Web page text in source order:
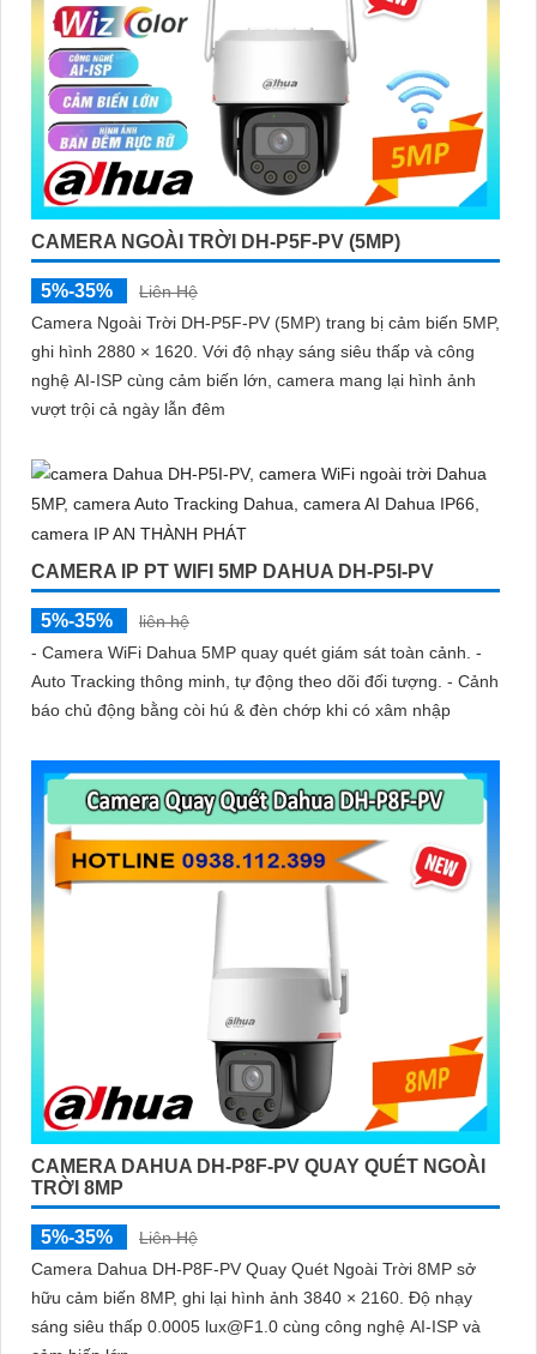
CAMERA NGOÀI TRỜI DH-P5F-PV (5MP)
5%-35%
Liên Hệ
Camera Ngoài Trời DH-P5F-PV (5MP) trang bị cảm biến 5MP,
ghi hình 2880 × 1620. Với độ nhạy sáng siêu thấp và công
nghệ AI-ISP cùng cảm biến lớn, camera mang lại hình ảnh
vượt trội cả ngày lẫn đêm
CAMERA IP PT WIFI 5MP DAHUA DH-P5I-PV
5%-35%
liên hệ
- Camera WiFi Dahua 5MP quay quét giám sát toàn cảnh. -
Auto Tracking thông minh, tự động theo dõi đối tượng. - Cảnh
báo chủ động bằng còi hú & đèn chớp khi có xâm nhập
CAMERA DAHUA DH-P8F-PV QUAY QUÉT NGOÀI
TRỜI 8MP
5%-35%
Liên Hệ
Camera Dahua DH-P8F-PV Quay Quét Ngoài Trời 8MP sở
hữu cảm biến 8MP, ghi lại hình ảnh 3840 × 2160. Độ nhạy
sáng siêu thấp 0.0005 lux@F1.0 cùng công nghệ AI-ISP và